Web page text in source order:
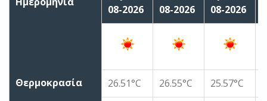
08-2026
08-2026
08-2026
Θερμοκρασία 26.51°C 26.55°C 25.57°C